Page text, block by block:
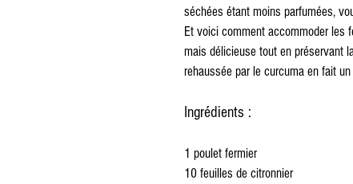
séchées étant moins parfumées,
Et voici comment accommoder les
mais délicieuse tout en préservant
rehaussée par le curcuma en fait
Ingrédients :
1 poulet fermier
10 feuilles de citronnier